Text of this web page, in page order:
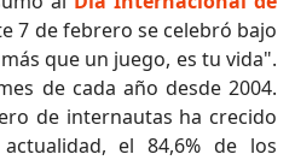
7 de febrero se celebró bajo
que un juego, es tu vida".
de cada año desde 2004.
de internautas ha crecido
el 84,6% de los